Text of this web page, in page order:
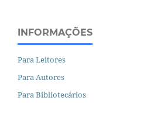
INFORMAÇÕES
Para Leitores
Para Autores
Para Bibliotecários